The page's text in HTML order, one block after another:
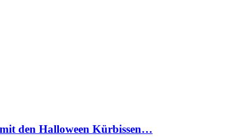
mit den Halloween Kürbissen…